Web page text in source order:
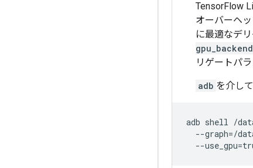
TensorFlow
オーバーヘ
に最適なデ
リゲートパ
adb を介し
adb shell /
--graph=/